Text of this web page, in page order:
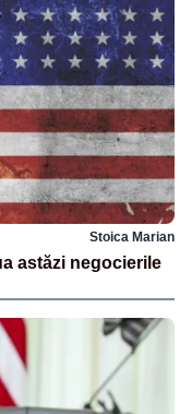
Stoica Marian
astăzi negocierile